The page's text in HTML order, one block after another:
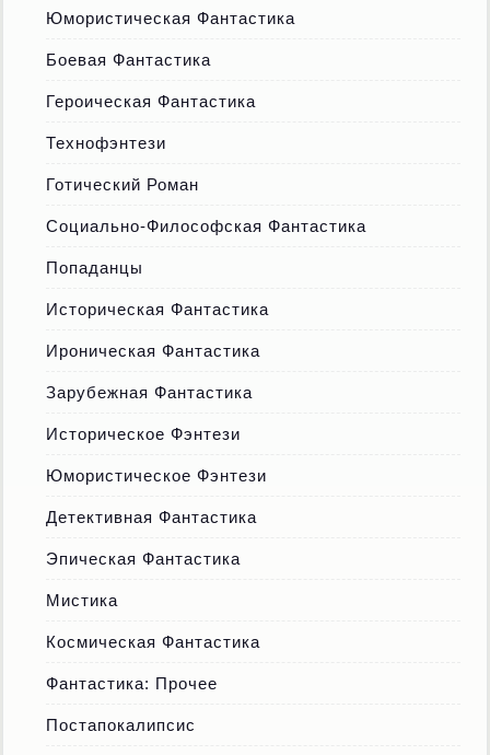
Юмористическая Фантастика
Боевая Фантастика
Героическая Фантастика
Технофэнтези
Готический Роман
Социально-Философская Фантастика
Попаданцы
Историческая Фантастика
Ироническая Фантастика
Зарубежная Фантастика
Историческое Фэнтези
Юмористическое Фэнтези
Детективная Фантастика
Эпическая Фантастика
Мистика
Космическая Фантастика
Фантастика: Прочее
Постапокалипсис